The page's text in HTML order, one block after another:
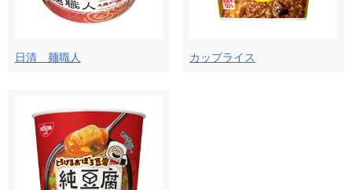
日清 麺職人 カップライス